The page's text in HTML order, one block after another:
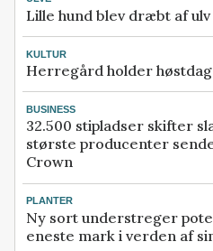
Lille hund blev dræbt af
KULTUR
Herregård holder høstdag
BUSINESS
32.500 stipladser skifter
største producenter
Crown
PLANTER
Ny sort understreger
eneste mark i verden af